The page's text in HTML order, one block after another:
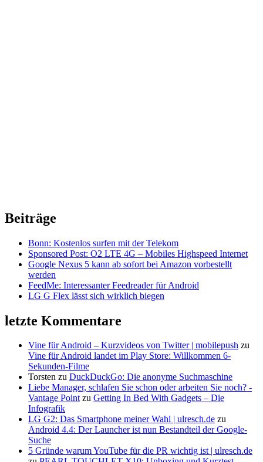
Beiträge
Bonn: Kostenlos surfen mit der Telekom
Sponsored Post: O2 LTE 4G – Mobiles Highspeed Internet
Google Nexus 5 kann ab sofort bei Amazon vorbestellt
werden
FeedMe: Interessanter Feedreader für Android
LG G Flex lässt sich wirklich biegen
letzte Kommentare
Vine für Android – Kurzvideos von Twitter | mobilepush zu
Vine für Android landet im Play Store: Willkommen 6-
Sekunden-Filme
Torsten zu DuckDuckGo: Die anonyme Suchmaschine
Liebe Manager, schlafen Sie schon oder arbeiten Sie noch? -
Vantage Pointzu Getting In Bed With Gadgets – Die
Infografik
LG G2: Das Smartphone meiner Wahl | ulresch.de zu
Android 4.4: Der Launcher ist nun Bestandteil der Google-
Suche
5 Gründe warum YouTube für die PR wichtig ist | ulresch.de